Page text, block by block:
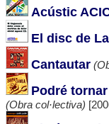
Acústic
El disc de
Cantautar
Podré
(Obra col·lectiva)